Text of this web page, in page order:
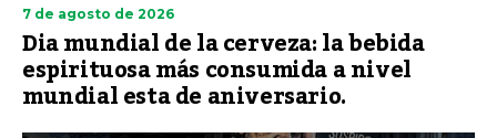
7 de agosto de 2026
Dia mundial de la cerveza: la bebida
espirituosa más consumida a nivel
mundial esta de aniversario.